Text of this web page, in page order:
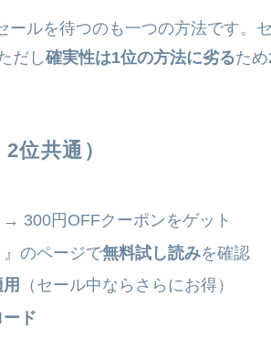
ールを待つのも一つの方法です。
だし確実性は1位の方法に劣るため
位共通）
300円OFFクーポンをゲット
』のページで無料試し読みを確認
（セール中ならさらにお得）
ド